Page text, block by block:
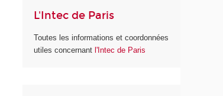
L'Intec de Paris
Toutes les informations et coordonnées
utiles concernant l'Intec de Paris